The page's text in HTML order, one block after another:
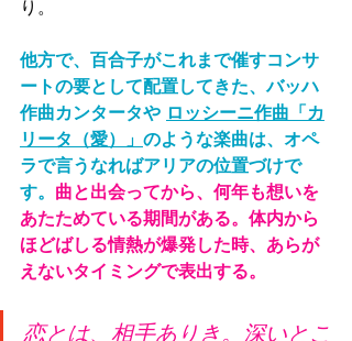
り。
他方で、百合子がこれまで催すコンサ
ートの要として配置してきた、バッハ
作曲カンタータや ロッシーニ作曲「カ
リータ（愛）」 のような楽曲は、オペ
ラで言うなればアリアの位置づけで
す。 曲と出会ってから、何年も想いを
あたためている期間がある。体内から
ほどばしる情熱が爆発した時、あらが
えないタイミングで表出する。
恋とは、相手ありき。深いとこ